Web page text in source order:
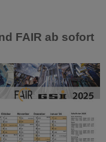
FAIR ab sofort